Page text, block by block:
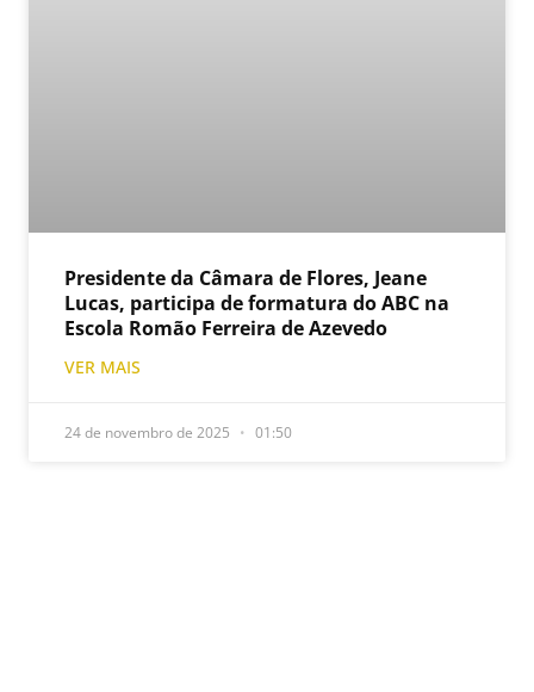
Presidente da Câmara de Flores, Jeane
Lucas, participa de formatura do ABC na
Escola Romão Ferreira de Azevedo
VER MAIS
24 de novembro de 2025 01:50